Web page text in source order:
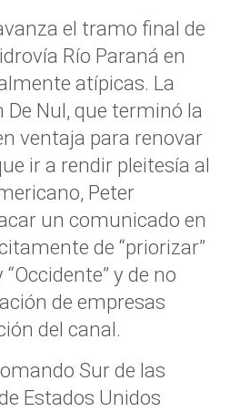
el tramo final de
Río Paraná en
atípicas. La
Nul, que terminó la
ventaja para renovar
ir a rendir pleitesía al
Peter
un comunicado en
de “priorizar”
y de no
de empresas
del canal.
Sur de las
Estados Unidos